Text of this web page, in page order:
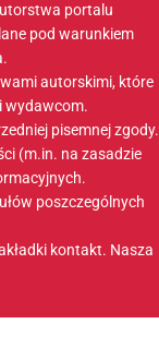
portalu
pod warunkiem
autorskimi, które
wydawcom.
pisemnej zgody.
(m.in. na zasadzie
poszczególnych
kontakt. Nasza